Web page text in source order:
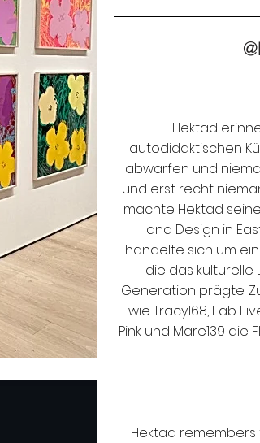
Hektad
autodidaktischen
abwarfen und
und erst recht
machte Hektad
and Design in
handelte sich um
die das kulturelle
Generation prägte.
wie Tracy168, Fab
Pink und Mare139
Hektad